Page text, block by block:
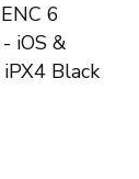
6
iOS &
Black